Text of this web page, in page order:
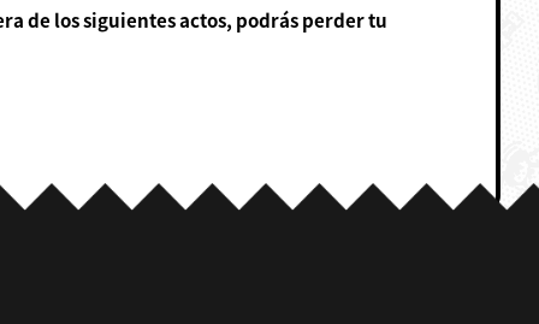
de los siguientes actos, podrás perder tu